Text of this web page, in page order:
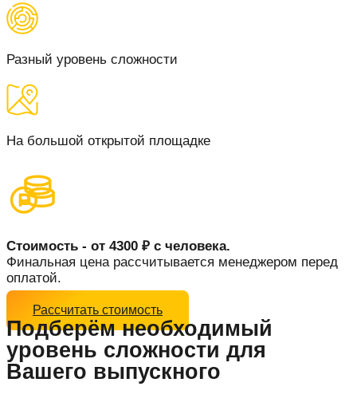
Разный уровень сложности
На большой открытой площадке
Стоимость - от 4300 ₽ с человека.
Финальная цена рассчитывается менеджером перед
оплатой.
Рассчитать стоимость
Подберём необходимый
уровень сложности для
Вашего выпускного